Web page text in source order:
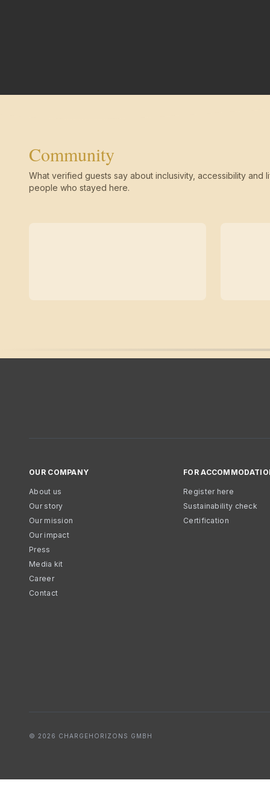
Community
What verified guests say about inclusivity, accessibility and
people who stayed here.
OUR COMPANY
About us
Our story
Our mission
Our impact
Press
Media kit
Career
Contact
FOR
Register here
Sustainability check
Certification
© 2026 CHARGEHORIZONS GMBH